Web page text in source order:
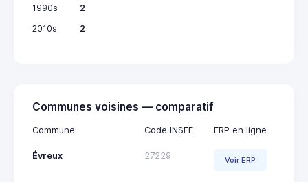
1990s
2
2010s
2
Communes voisines — comparatif
Commune Code INSEE ERP en ligne
Évreux 27229 Voir ERP